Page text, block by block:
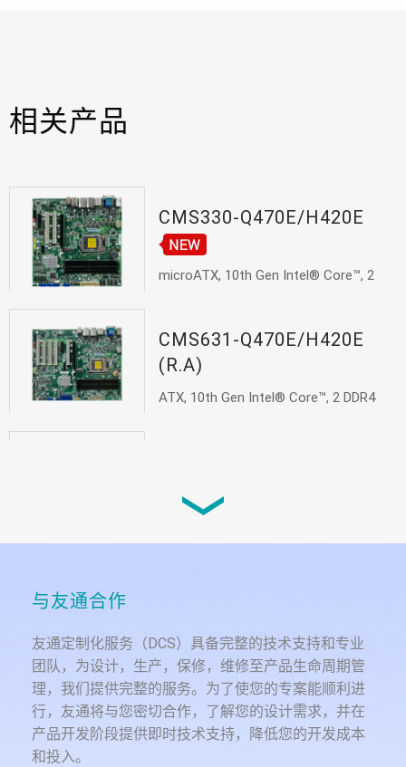
相关产品
CMS330-Q470E/H420E
microATX, 10th Gen Intel® Core™, 2
CMS631-Q470E/H420E
(R.A)
ATX, 10th Gen Intel® Core™, 2 DDR4
ATX, 10th Gen Intel® Core™, 4 DDR4
UDIMM...
1...
与友通合作
友通定制化服务（DCS）具备完整的技术支持和专业
团队，为设计，生产，保修，维修至产品生命周期管
理，我们提供完整的服务。为了使您的专案能顺利进
行，友通将与您密切合作，了解您的设计需求，并在
产品开发阶段提供即时技术支持，降低您的开发成本
和投入。